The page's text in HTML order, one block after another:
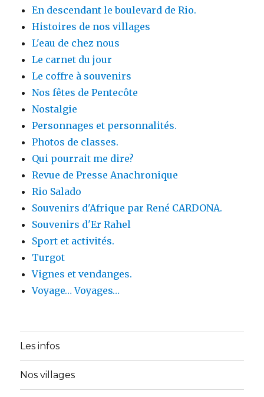
En descendant le boulevard de Rio.
Histoires de nos villages
L'eau de chez nous
Le carnet du jour
Le coffre à souvenirs
Nos fêtes de Pentecôte
Nostalgie
Personnages et personnalités.
Photos de classes.
Qui pourrait me dire?
Revue de Presse Anachronique
Rio Salado
Souvenirs d'Afrique par René CARDONA.
Souvenirs d'Er Rahel
Sport et activités.
Turgot
Vignes et vendanges.
Voyage… Voyages…
Les infos
Nos villages